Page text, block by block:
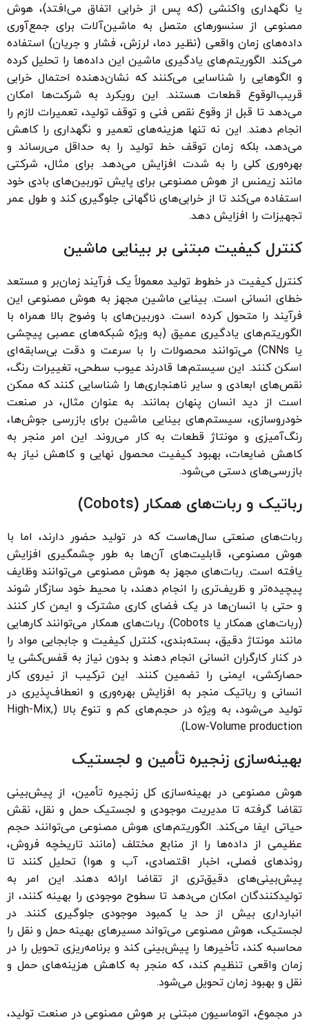
یا نگهداری واکنشی (که پس از خرابی اتفاق می‌افتد)، هوش
مصنوعی از سنسورهای متصل به ماشین‌آلات برای جمع‌آوری
داده‌های زمان واقعی (نظیر دما، لرزش، فشار و جریان) استفاده
می‌کند. الگوریتم‌های یادگیری ماشین این داده‌ها را تحلیل کرده
و الگوهایی را شناسایی می‌کنند که نشان‌دهنده احتمال خرابی
قریب‌الوقوع قطعات هستند. این رویکرد به شرکت‌ها امکان
می‌دهد تا قبل از وقوع نقص فنی و توقف تولید، تعمیرات لازم را
انجام دهند. این نه تنها هزینه‌های تعمیر و نگهداری را کاهش
می‌دهد، بلکه زمان توقف خط تولید را به حداقل می‌رساند و
بهره‌وری کلی را به شدت افزایش می‌دهد. برای مثال، شرکتی
مانند زیمنس از هوش مصنوعی برای پایش توربین‌های بادی خود
استفاده می‌کند تا از خرابی‌های ناگهانی جلوگیری کند و طول عمر
تجهیزات را افزایش دهد.
کنترل کیفیت مبتنی بر بینایی ماشین
کنترل کیفیت در خطوط تولید معمولاً یک فرآیند زمان‌بر و مستعد
خطای انسانی است. بینایی ماشین مجهز به هوش مصنوعی این
فرآیند را متحول کرده است. دوربین‌های با وضوح بالا همراه با
الگوریتم‌های یادگیری عمیق (به ویژه شبکه‌های عصبی پیچشی
یا CNNs) می‌توانند محصولات را با سرعت و دقت بی‌سابقه‌ای
اسکن کنند. این سیستم‌ها قادرند عیوب سطحی، تغییرات رنگ،
نقص‌های ابعادی و سایر ناهنجاری‌ها را شناسایی کنند که ممکن
است از دید انسان پنهان بمانند. به عنوان مثال، در صنعت
خودروسازی، سیستم‌های بینایی ماشین برای بازرسی جوش‌ها،
رنگ‌آمیزی و مونتاژ قطعات به کار می‌روند. این امر منجر به
کاهش ضایعات، بهبود کیفیت محصول نهایی و کاهش نیاز به
بازرسی‌های دستی می‌شود.
رباتیک و ربات‌های همکار (Cobots)
ربات‌های صنعتی سال‌هاست که در تولید حضور دارند، اما با
هوش مصنوعی، قابلیت‌های آن‌ها به طور چشمگیری افزایش
یافته است. ربات‌های مجهز به هوش مصنوعی می‌توانند وظایف
پیچیده‌تر و ظریف‌تری را انجام دهند، با محیط خود سازگار شوند
و حتی با انسان‌ها در یک فضای کاری مشترک و ایمن کار کنند
(ربات‌های همکار یا Cobots). ربات‌های همکار می‌توانند کارهایی
مانند مونتاژ دقیق، بسته‌بندی، کنترل کیفیت و جابجایی مواد را
در کنار کارگران انسانی انجام دهند و بدون نیاز به قفس‌کشی یا
حصارکشی، ایمنی را تضمین کنند. این ترکیب از نیروی کار
انسانی و رباتیک منجر به افزایش بهره‌وری و انعطاف‌پذیری در
تولید می‌شود، به ویژه در حجم‌های کم و تنوع بالا (High-Mix,
Low-Volume production).
بهینه‌سازی زنجیره تأمین و لجستیک
هوش مصنوعی در بهینه‌سازی کل زنجیره تأمین، از پیش‌بینی
تقاضا گرفته تا مدیریت موجودی و لجستیک حمل و نقل، نقش
حیاتی ایفا می‌کند. الگوریتم‌های هوش مصنوعی می‌توانند حجم
عظیمی از داده‌ها را از منابع مختلف (مانند تاریخچه فروش،
روندهای فصلی، اخبار اقتصادی، آب و هوا) تحلیل کنند تا
پیش‌بینی‌های دقیق‌تری از تقاضا ارائه دهند. این امر به
تولیدکنندگان امکان می‌دهد تا سطوح موجودی را بهینه کنند، از
انبارداری بیش از حد یا کمبود موجودی جلوگیری کنند. در
لجستیک، هوش مصنوعی می‌تواند مسیرهای بهینه حمل و نقل را
محاسبه کند، تأخیرها را پیش‌بینی کند و برنامه‌ریزی تحویل را در
زمان واقعی تنظیم کند، که منجر به کاهش هزینه‌های حمل و
نقل و بهبود زمان تحویل می‌شود.
در مجموع، اتوماسیون مبتنی بر هوش مصنوعی در صنعت تولید،